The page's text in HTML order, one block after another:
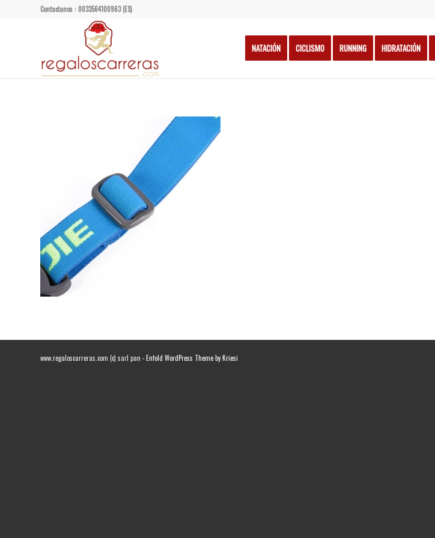
Contactanos : 0033564100963 (ES)
NATACIÓN CICLISMO RUNNING HIDRATACIÓN
www.regaloscarreras.com (c) sarl pan -Enfold WordPress Theme by Kriesi